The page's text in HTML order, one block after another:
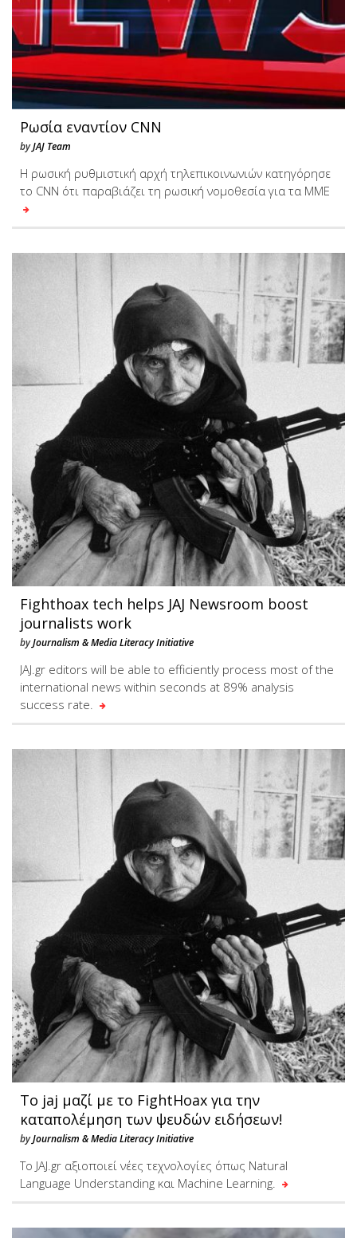
Ρωσία εναντίον CNN
byJAJ Team
Η ρωσική ρυθμιστική αρχή τηλεπικοινωνιών κατηγόρησε
το CNN ότι παραβιάζει τη ρωσική νομοθεσία για τα ΜΜΕ
Fighthoax tech helps JAJ Newsroom boost
journalists work
byJournalism & Media Literacy Initiative
JAJ.gr editors will be able to efficiently process most of the
international news within seconds at 89% analysis
success rate.
Το jaj μαζί με το FightHoax για την
καταπολέμηση των ψευδών ειδήσεων!
byJournalism & Media Literacy Initiative
Tο JAJ.gr αξιοποιεί νέες τεχνολογίες όπως Natural
Language Understanding και Machine Learning.